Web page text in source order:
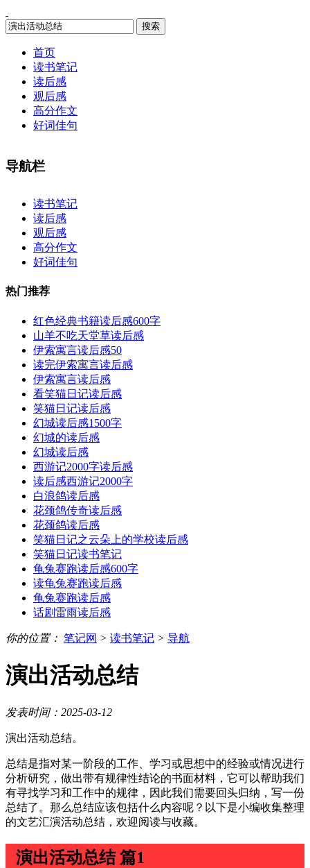
搜索
首页
读书笔记
读后感
观后感
高分作文
好词佳句
导航栏
读书笔记
读后感
观后感
高分作文
好词佳句
热门推荐
红色经典书籍读后感600字
山羊不吃天堂草读后感
伊索寓言读后感50
读完伊索寓言读后感
伊索寓言读后感
看笑猫日记读后感
笑猫日记读后感
幻城读后感1500字
幻城的读后感
幻城读后感
西游记2000字读后感
读后感西游记2000字
白浪鸽读后感
花颈鸽传奇读后感
花颈鸽读后感
笑猫日记之云朵上的学校读后感
笑猫日记读书笔记
龟兔赛跑读后感600字
读龟兔赛跑读后感
龟兔赛跑读后感
话剧雷雨读后感
你的位置： 笔记网 > 读书笔记 > 导航
演出活动总结
发表时间：2025-03-12
演出活动总结。
总结是指对某一阶段的工作、学习或思想中的经验或情况进行
分析研究，做出带有规律性结论的书面材料，它可以帮助我们
有寻找学习和工作中的规律，因此我们需要回头归纳，写一份
总结了。那么总结应该包括什么内容呢？以下是小编收集整理
的文艺汇演活动总结，欢迎阅读与收藏。
演出活动总结 篇1